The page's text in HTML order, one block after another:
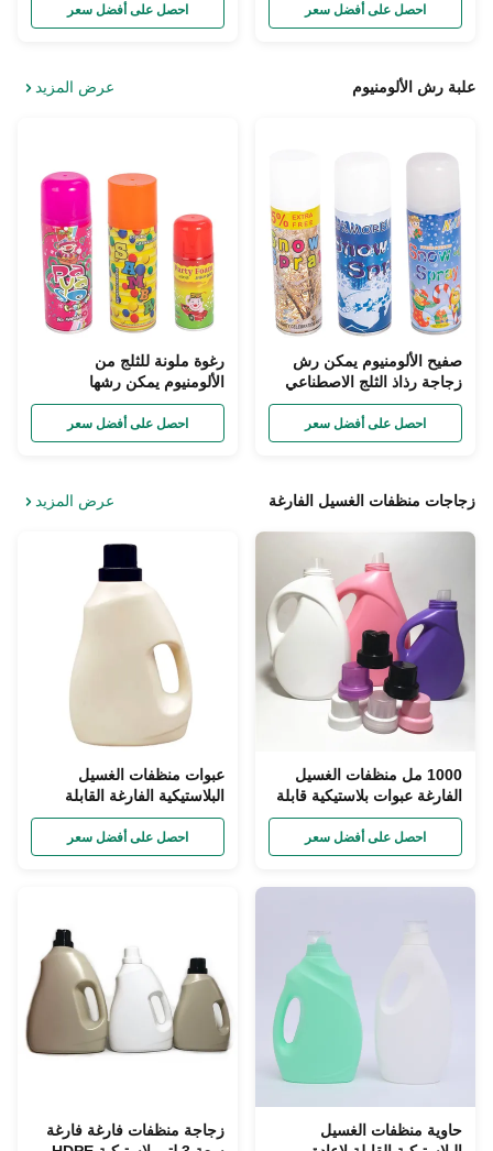
احصل على أفضل سعر احصل على أفضل سعر
علبة رش الألومنيوم عرض المزيد
صفيح الألومنيوم يمكن رش
زجاجة رذاذ الثلج الاصطناعي
ODM
احصل على أفضل سعر
رغوة ملونة للثلج من
الألومنيوم يمكن رشها
بزجاجات 250 مل ضياء 45 مم
لتزيين المهرجان
احصل على أفضل سعر
زجاجات منظفات الغسيل الفارغة عرض المزيد
1000 مل منظفات الغسيل
الفارغة عبوات بلاستيكية قابلة
لإعادة التدوير SGS
احصل على أفضل سعر
عبوات منظفات الغسيل
البلاستيكية الفارغة القابلة
لإعادة التدوير من البولي
إيثيلين سعة 5 لتر معتمدة من
إدارة الغذاء والدواء الأمريكية
احصل على أفضل سعر
حاوية منظفات الغسيل
زجاجة منظفات فارغة فارغة